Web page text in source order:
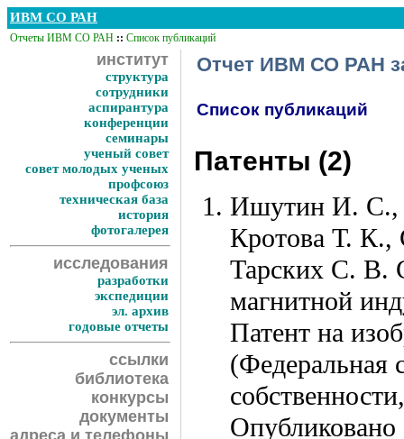
ИВМ СО РАН
Отчеты ИВМ СО РАН :: Список публикаций
институт
структура
сотрудники
аспирантура
конференции
семинары
ученый совет
совет молодых ученых
профсоюз
техническая база
история
фотогалерея
исследования
разработки
экспедиции
эл. архив
годовые отчеты
ссылки
библиотека
конкурсы
документы
адреса и телефоны
Отчет ИВМ СО РАН
Список публикаций
Патенты (2)
Ишутин И. С.
Кротова Т. К.,
Тарских С. В.
магнитной
Патент на
(Федеральная
Опубликовано